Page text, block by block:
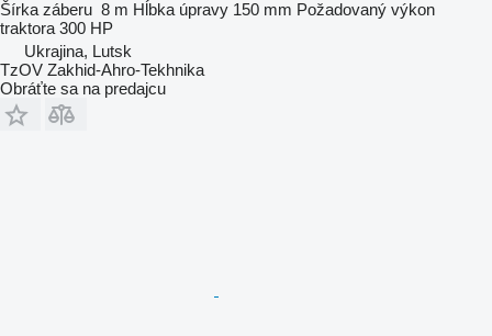
Šírka záberu 8 m Hĺbka úpravy 150 mm Požadovaný výkon
traktora 300 HP
Ukrajina, Lutsk
TzOV Zakhid-Ahro-Tekhnika
Obráťte sa na predajcu